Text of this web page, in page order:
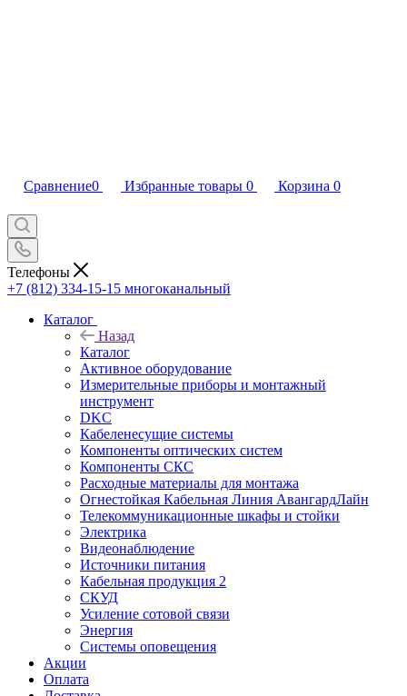
Сравнение0 Избранные товары 0 Корзина 0
Телефоны
+7 (812) 334-15-15 многоканальный
Каталог
Назад
Каталог
Активное оборудование
Измерительные приборы и монтажный
инструмент
DKC
Кабеленесущие системы
Компоненты оптических систем
Компоненты СКС
Расходные материалы для монтажа
Огнестойкая Кабельная Линия АвангардЛайн
Телекоммуникационные шкафы и стойки
Электрика
Видеонаблюдение
Источники питания
Кабельная продукция 2
СКУД
Усиление сотовой связи
Энергия
Системы оповещения
Акции
Оплата